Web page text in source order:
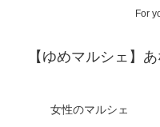
For
【ゆめマルシェ】
女性のマルシェ